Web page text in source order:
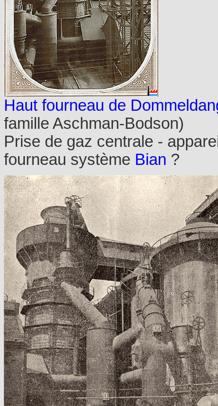
Haut fourneau de
famille Aschman-Bodson)
Prise de gaz centrale -
fourneau système Bian ?